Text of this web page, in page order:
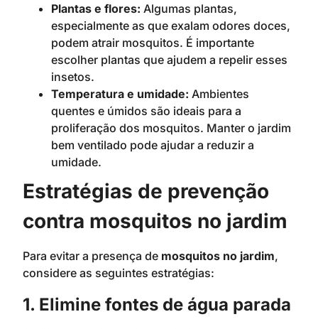
Plantas e flores: Algumas plantas,
especialmente as que exalam odores doces,
podem atrair mosquitos. É importante
escolher plantas que ajudem a repelir esses
insetos.
Temperatura e umidade: Ambientes
quentes e úmidos são ideais para a
proliferação dos mosquitos. Manter o jardim
bem ventilado pode ajudar a reduzir a
umidade.
Estratégias de prevenção
contra mosquitos no jardim
Para evitar a presença de mosquitos no jardim,
considere as seguintes estratégias:
1. Elimine fontes de água parada